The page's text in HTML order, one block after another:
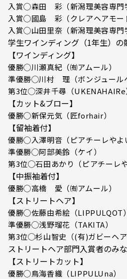
入賞◯森田 彩（新潟理美容専門
入賞◯國島 彩（クレアヘアモー
入賞◯山田里奈（新潟理美容専門
学生ワインディング（1年生）の
【ワインディング】
優勝◯川瀬真紀（㈲アムール）
準優勝◯川村 理（ボンジュール
第3位◯深井千尋（UKENAHAIRe
【カット&ブロー】
優勝◯新保元気（匠forhair）
【留袖着付】
優勝◯入澤明音（ピアチーレやよ
準優勝◯阿部美鈴（ケイ）
第3位◯石田あかり（ピアチーレや
【中振袖着付】
優勝◯高橋 愛（㈲アムール）
【ストリートヘア】
優勝◯佐藤由希絵（LIPPULQOT）
準優勝◯浅野瑠花（TAKITA）
第3位◯杉山智史（(有)ガビーヘア
ストリートヘア部門入賞者のみ
【ストリートカット】
優勝◯鳥海香織（LIPPULUna）